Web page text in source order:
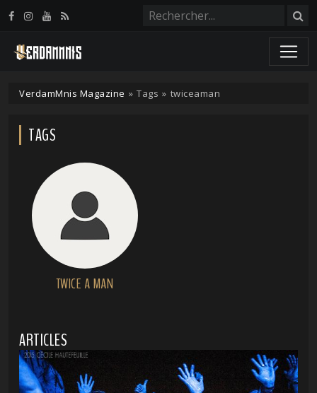
VerdamMnis Magazine » Tags » twiceaman
TAGS
TWICE A MAN
ARTICLES
Panneau de gestion des cookies